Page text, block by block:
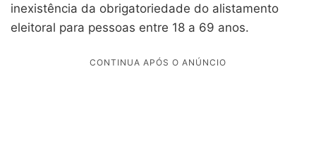
inexistência da obrigatoriedade do alistamento
eleitoral para pessoas entre 18 a 69 anos.